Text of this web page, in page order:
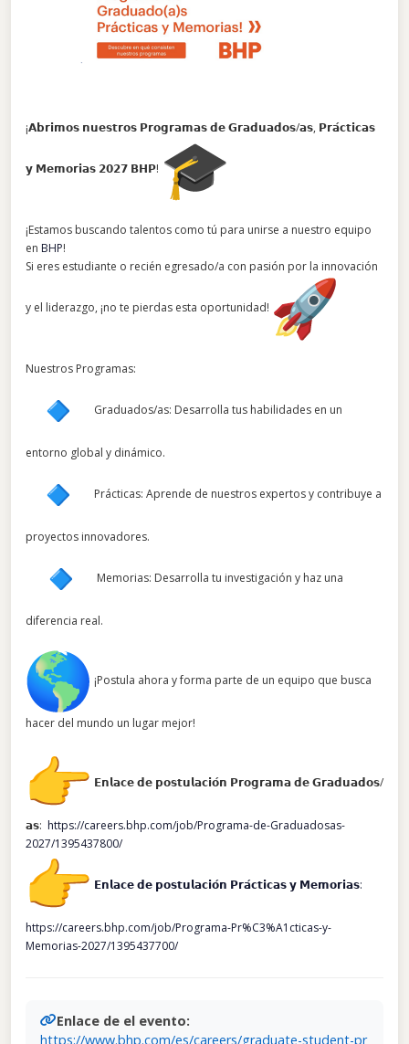
¡𝗔𝗯𝗿𝗶𝗺𝗼𝘀 𝗻𝘂𝗲𝘀𝘁𝗿𝗼𝘀 𝗣𝗿𝗼𝗴𝗿𝗮𝗺𝗮𝘀 𝗱𝗲 𝗚𝗿𝗮𝗱𝘂𝗮𝗱𝗼𝘀/𝗮𝘀, 𝗣𝗿𝗮́𝗰𝘁𝗶𝗰𝗮𝘀
𝘆 𝗠𝗲𝗺𝗼𝗿𝗶𝗮𝘀 𝟮𝟬𝟮𝟳 𝗕𝗛𝗣!
¡Estamos buscando talentos como tú para unirse a nuestro equipo
en BHP!
Si eres estudiante o recién egresado/a con pasión por la innovación
y el liderazgo, ¡no te pierdas esta oportunidad!
Nuestros Programas:
Graduados/as: Desarrolla tus habilidades en un
entorno global y dinámico.
Prácticas: Aprende de nuestros expertos y contribuye a
proyectos innovadores.
Memorias: Desarrolla tu investigación y haz una
diferencia real.
¡Postula ahora y forma parte de un equipo que busca
hacer del mundo un lugar mejor!
𝗘𝗻𝗹𝗮𝗰𝗲 𝗱𝗲 𝗽𝗼𝘀𝘁𝘂𝗹𝗮𝗰𝗶𝗼́𝗻 𝗣𝗿𝗼𝗴𝗿𝗮𝗺𝗮 𝗱𝗲 𝗚𝗿𝗮𝗱𝘂𝗮𝗱𝗼𝘀/
𝗮𝘀: https://careers.bhp.com/job/Programa-de-Graduadosas-
2027/1395437800/
𝗘𝗻𝗹𝗮𝗰𝗲 𝗱𝗲 𝗽𝗼𝘀𝘁𝘂𝗹𝗮𝗰𝗶𝗼́𝗻 𝗣𝗿𝗮́𝗰𝘁𝗶𝗰𝗮𝘀 𝘆 𝗠𝗲𝗺𝗼𝗿𝗶𝗮𝘀:
https://careers.bhp.com/job/Programa-Pr%C3%A1cticas-y-
Memorias-2027/1395437700/
Enlace de el evento:
https://www.bhp.com/es/careers/graduate-student-pr